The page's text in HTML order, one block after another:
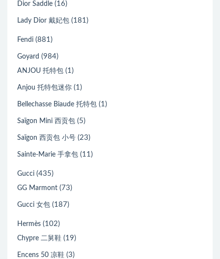
Dior Saddle (16)
Lady Dior 戴妃包 (181)
Fendi (881)
Goyard (984)
ANJOU 托特包 (1)
Anjou 托特包迷你 (1)
Bellechasse Biaude 托特包 (1)
Saïgon Mini 西贡包 (5)
Saïgon 西贡包 小号 (23)
Sainte-Marie 手拿包 (11)
Gucci (435)
GG Marmont (73)
Gucci 女包 (187)
Hermès (102)
Chypre 二舅鞋 (19)
Encens 50 凉鞋 (3)